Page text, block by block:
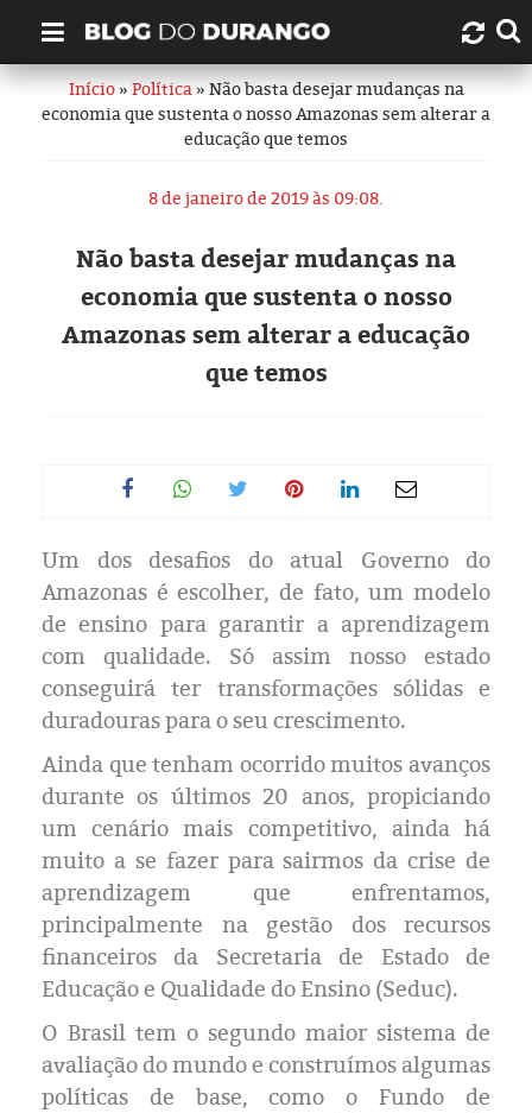
Quem é Durango Duarte?
Links úteis
Artigos
Amazonas
História
Pesquisas
Política
Livros
Início»Política» Não basta desejar mudanças na
economia que sustenta o nosso Amazonas sem alterar a
educação que temos
8 de janeiro de 2019 às 09:08.
Não basta desejar mudanças na
economia que sustenta o nosso
Amazonas sem alterar a educação
que temos
Um dos desafios do atual Governo do
Amazonas é escolher, de fato, um modelo
de ensino para garantir a aprendizagem
com qualidade. Só assim nosso estado
conseguirá ter transformações sólidas e
duradouras para o seu crescimento.
Ainda que tenham ocorrido muitos avanços
durante os últimos 20 anos, propiciando
um cenário mais competitivo, ainda há
muito a se fazer para sairmos da crise de
aprendizagem que enfrentamos,
principalmente na gestão dos recursos
financeiros da Secretaria de Estado de
Educação e Qualidade do Ensino (Seduc).
O Brasil tem o segundo maior sistema de
avaliação do mundo e construímos algumas
políticas de base, como o Fundo de